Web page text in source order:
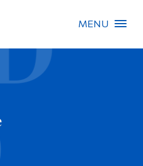
MENU
sur le site
de personnes